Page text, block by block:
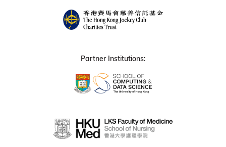
Partner Institutions: